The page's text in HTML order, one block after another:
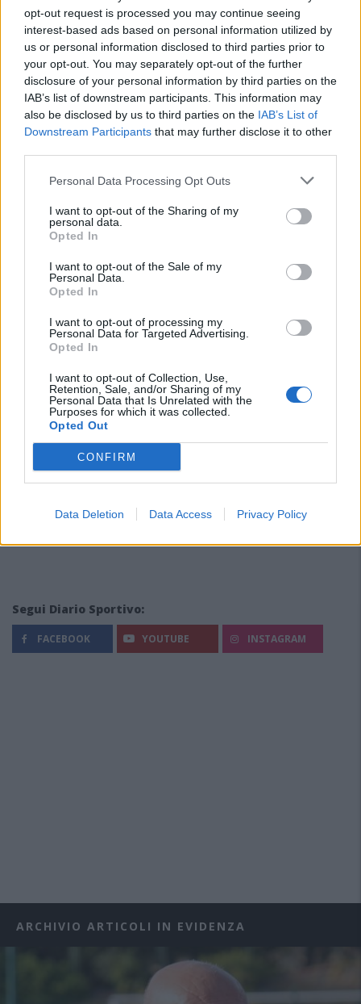
opt-out request is processed you may continue seeing
interest-based ads based on personal information utilized by
us or personal information disclosed to third parties prior to
your opt-out. You may separately opt-out of the further
disclosure of your personal information by third parties on the
IAB’s list of downstream participants. This information may
also be disclosed by us to third parties on the IAB’s List of
Downstream Participants that may further disclose it to other
Personal Data Processing Opt Outs
I want to opt-out of the Sharing of my
personal data.
Opted In
I want to opt-out of the Sale of my
Personal Data.
Opted In
I want to opt-out of processing my
Personal Data for Targeted Advertising.
Opted In
I want to opt-out of Collection, Use,
Retention, Sale, and/or Sharing of my
Personal Data that Is Unrelated with the
Purposes for which it was collected.
Opted Out
CONFIRM
Data Deletion Data Access Privacy Policy
Per Carbonia e Olbia si apre lo spiraglio di
ripartire dalla Seconda
Il Selargius rinforza il centrocampo con
Manuel Rinino e Samuele Vacca
6 Ago 2026
Definiti gli organici di Prima con l'aggiunta
8 ripescaggi
7 Ago 2026
contra a su Taloro Gavoi
Segui Diario Sportivo:
FACEBOOK YOUTUBE INSTAGRAM
ARCHIVIO ARTICOLI IN EVIDENZA